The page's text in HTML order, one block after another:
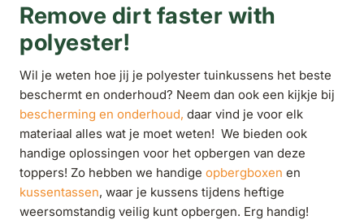
Remove dirt faster with
polyester!
Wil je weten hoe jij je polyester tuinkussens het beste
beschermt en onderhoud? Neem dan ook een kijkje bij
bescherming en onderhoud, daar vind je voor elk
materiaal alles wat je moet weten! We bieden ook
handige oplossingen voor het opbergen van deze
toppers! Zo hebben we handige opbergboxen en
kussentassen, waar je kussens tijdens heftige
weersomstandig veilig kunt opbergen. Erg handig!